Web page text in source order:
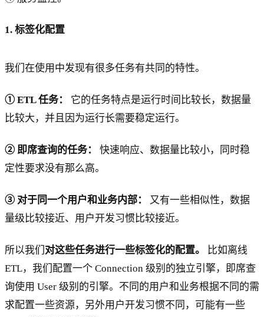
1. 标签化配置
我们在使用中发现有很多任务有共同的特性。
① ETL 任务：
它的任务特点是运行时间比较长，数据量
比较大，并且因为运行长需要稳定运行。
② 即席查询的任务：
快速响应、数据量比较小，同时稳
定性要求没有那么高。
③ 对于同一个用户和业务内部：
又有一些相似性，数据
量级比较接近、用户开发习惯比较接近。
所以我们 对这些任务进行一些标签化的配置。
比如离线
ETL，我们配置一个 Connection 级别的独立引擎，即席查
询使用 User 级别的引擎。不同的用户和业务根据不同的需
求配置一些资源，另外用户开发习惯不同，可能有一些